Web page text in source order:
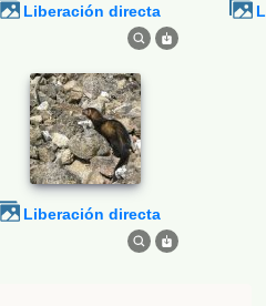
Liberación directa
Liberación directa